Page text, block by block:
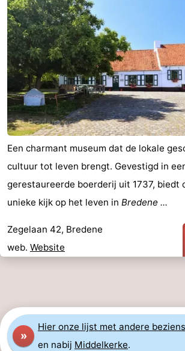
Een charmant museum dat de lokale
cultuur tot leven brengt. Gevestigd in
gerestaureerde boerderij uit 1737, biedt
unieke kijk op het leven in Bredene ...
Zegelaan 42, Bredene
web. Website
»
Hier onze lijst met andere
en nabij Middelkerke.